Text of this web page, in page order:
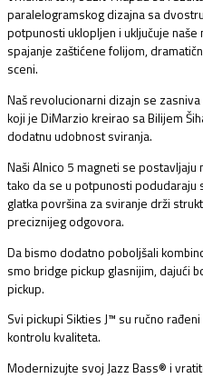
paralelogramskog dizajna sa
potpunosti uklopljen i uključuje
spajanje zaštićene folijom,
sceni.
Naš revolucionarni dizajn se
koji je DiMarzio kreirao sa Bilijem
dodatnu udobnost sviranja.
Naši Alnico 5 magneti se postavljaju
tako da se u potpunosti podudaraju
glatka površina za sviranje drži
preciznijeg odgovora.
Da bismo dodatno poboljšali
smo bridge pickup glasnijim, dajući
pickup.
Svi pickupi Sikties J™ su ručno
kontrolu kvaliteta.
Modernizujte svoj Jazz Bass® i